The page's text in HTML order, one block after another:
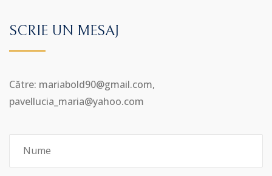
SCRIE UN MESAJ
Către: mariabold90@gmail.com,
pavellucia_maria@yahoo.com